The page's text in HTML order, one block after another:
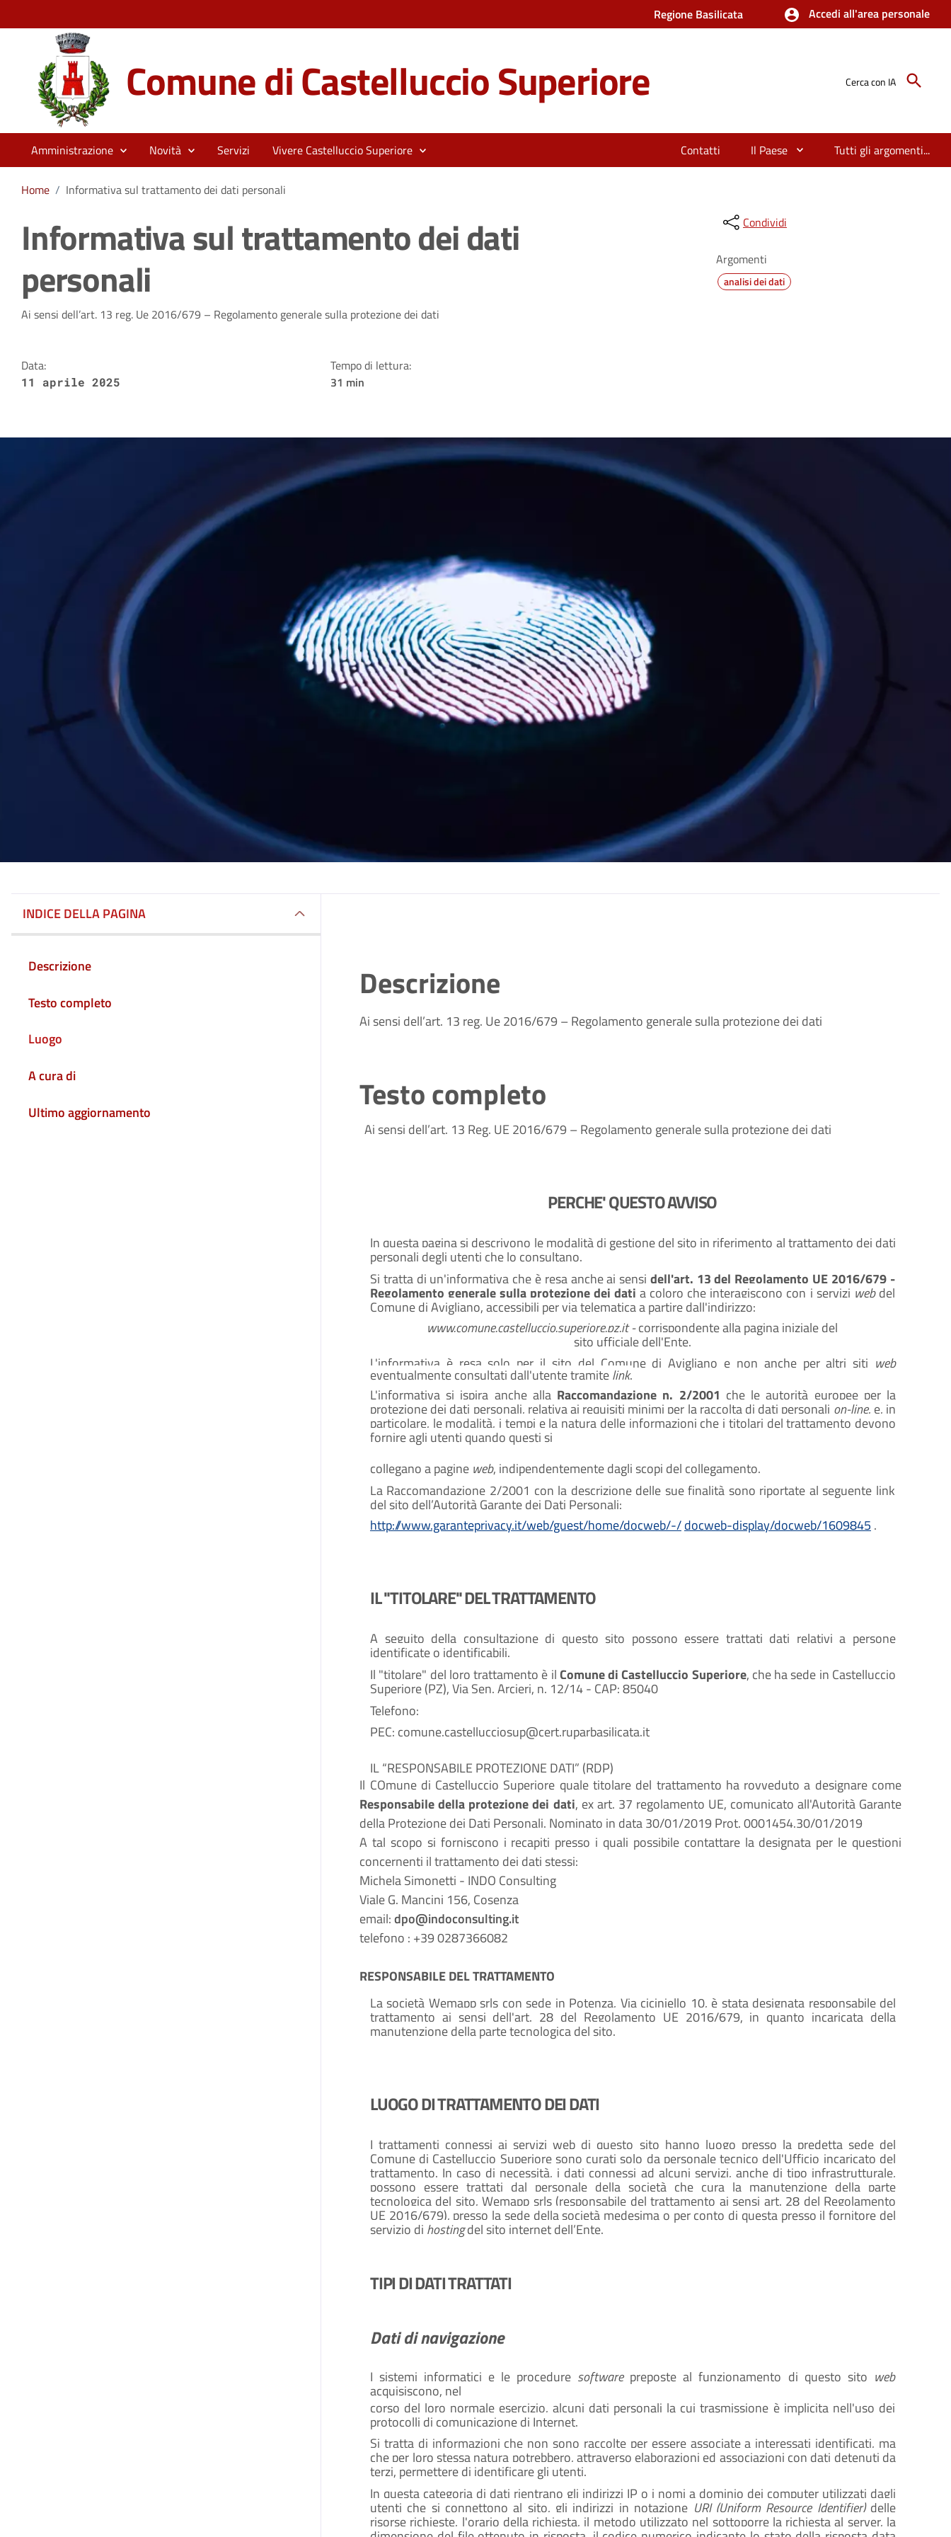
Regione Basilicata Accedi all'area personale
Comune di Castelluccio Superiore Cerca con IA
Amministrazione Novità Servizi Vivere Castelluccio Superiore Contatti Il Paese Tutti gli argomenti...
Home / Informativa sul trattamento dei dati personali
Informativa sul trattamento dei dati
personali
Dettagli della notizia
Ai sensi dell’art. 13 reg. Ue 2016/679 – Regolamento generale sulla protezione dei dati
Data:
11 aprile 2025
Tempo di lettura:
31 min
Condividi
Argomenti
analisi dei dati
INDICE DELLA PAGINA
Descrizione
Testo completo
Luogo
A cura di
Ultimo aggiornamento
Descrizione
Ai sensi dell’art. 13 reg. Ue 2016/679 – Regolamento generale sulla protezione dei dati
Testo completo
Ai sensi dell’art. 13 Reg. UE 2016/679 – Regolamento generale sulla protezione dei dati
PERCHE' QUESTO AVVISO
In questa pagina si descrivono le modalità di gestione del sito in riferimento al trattamento dei dati
personali degli utenti che lo consultano.
Si tratta di un'informativa che è resa anche ai sensi dell'art. 13 del Regolamento UE 2016/679 -
Regolamento generale sulla protezione dei datia coloro che interagiscono con i servizi webdel
Comune di Avigliano, accessibili per via telematica a partire dall'indirizzo:
www.comune.castelluccio.superiore.pz.it-corrispondente alla pagina iniziale del
sito ufficiale dell'Ente.
L'informativa è resa solo per il sito del Comune di Avigliano e non anche per altri siti web
eventualmente consultati dall'utente tramitelink.
L'informativa si ispira anche alla Raccomandazione n. 2/2001 che le autorità europee per la
protezione dei dati personali, relativa ai requisiti minimi per la raccolta di dati personali on-line, e, in
particolare, le modalità, i tempi e la natura delle informazioni che i titolari del trattamento devono
fornire agli utenti quando questi si
collegano a pagine web, indipendentemente dagli scopi del collegamento.
La Raccomandazione 2/2001 con la descrizione delle sue finalità sono riportate al seguente link
del sito dell’Autorità Garante dei Dati Personali:
http://www.garanteprivacy.it/web/guest/home/docweb/-/docweb-display/docweb/1609845 .
IL "TITOLARE" DEL TRATTAMENTO
A seguito della consultazione di questo sito possono essere trattati dati relativi a persone
identificate o identificabili.
Il "titolare" del loro trattamento è ilComune di Castelluccio Superiore, che ha sede in Castelluccio
Superiore (PZ), Via Sen. Arcieri, n. 12/14 - CAP: 85040
Telefono:
PEC: comune.castellucciosup@cert.ruparbasilicata.it
IL “RESPONSABILE PROTEZIONE DATI” (RDP)
Il COmune di Castelluccio Superiore quale titolare del trattamento ha rovveduto a designare come
Responsabile della protezione dei dati, ex art. 37 regolamento UE, comunicato all'Autorità Garante
della Protezione dei Dati Personali. Nominato in data 30/01/2019 Prot. 0001454.30/01/2019
A tal scopo si forniscono i recapiti presso i quali possibile contattare la designata per le questioni
concernenti il trattamento dei dati stessi:
Michela Simonetti - INDO Consulting
Viale G. Mancini 156, Cosenza
email:dpo@indoconsulting.it
telefono : +39 0287366082
RESPONSABILE DEL TRATTAMENTO
La società Wemapp srls con sede in Potenza, Via ciciniello 10, è stata designata responsabile del
trattamento ai sensi dell'art. 28 del Regolamento UE 2016/679, in quanto incaricata della
manutenzione della parte tecnologica del sito.
LUOGO DI TRATTAMENTO DEI DATI
I trattamenti connessi ai servizi web di questo sito hanno luogo presso la predetta sede del
Comune di Castelluccio Superiore sono curati solo da personale tecnico dell'Ufficio incaricato del
trattamento. In caso di necessità, i dati connessi ad alcuni servizi, anche di tipo infrastrutturale,
possono essere trattati dal personale della società che cura la manutenzione della parte
tecnologica del sito, Wemapp srls (responsabile del trattamento ai sensi art. 28 del Regolamento
UE 2016/679), presso la sede della società medesima o per conto di questa presso il fornitore del
servizio di hostingdel sito internet dell’Ente.
TIPI DI DATI TRATTATI
Dati di navigazione
I sistemi informatici e le procedure software preposte al funzionamento di questo sito web
acquisiscono, nel
corso del loro normale esercizio, alcuni dati personali la cui trasmissione è implicita nell'uso dei
protocolli di comunicazione di Internet.
Si tratta di informazioni che non sono raccolte per essere associate a interessati identificati, ma
che per loro stessa natura potrebbero, attraverso elaborazioni ed associazioni con dati detenuti da
terzi, permettere di identificare gli utenti.
In questa categoria di dati rientrano gli indirizzi IP o i nomi a dominio dei computer utilizzati dagli
utenti che si connettono al sito, gli indirizzi in notazione URI (Uniform Resource Identifier) delle
risorse richieste, l'orario della richiesta, il metodo utilizzato nel sottoporre la richiesta al server, la